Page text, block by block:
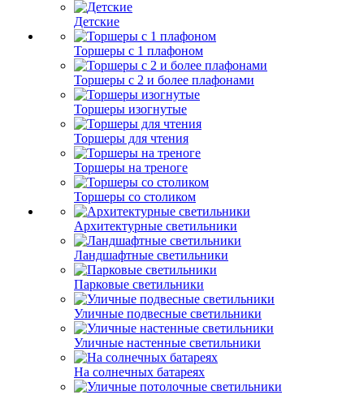
Детские
Торшеры с 1 плафоном
Торшеры с 2 и более плафонами
Торшеры изогнутые
Торшеры для чтения
Торшеры на треноге
Торшеры со столиком
Архитектурные светильники
Ландшафтные светильники
Парковые светильники
Уличные подвесные светильники
Уличные настенные светильники
На солнечных батареях